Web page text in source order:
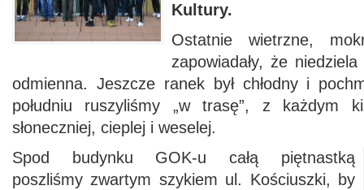
Kultury.
Ostatnie wietrzne,
zapowiadały, że
odmienna. Jeszcze ranek był chłodny i
południu ruszyliśmy „w trasę”, z każdym
słoneczniej, cieplej i weselej.
Spod budynku GOK-u całą piętnastką
poszliśmy zwartym szykiem ul. Kościuszki, by